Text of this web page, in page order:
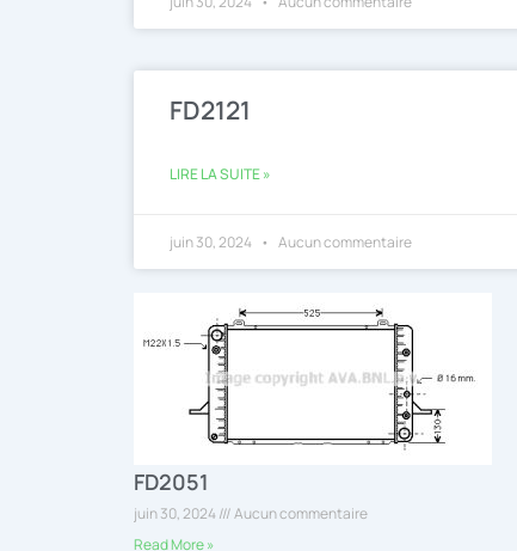
FD2121
LIRE LA SUITE »
juin 30, 2024 Aucun commentaire
FD2051
juin 30, 2024
Aucun commentaire
Read More »